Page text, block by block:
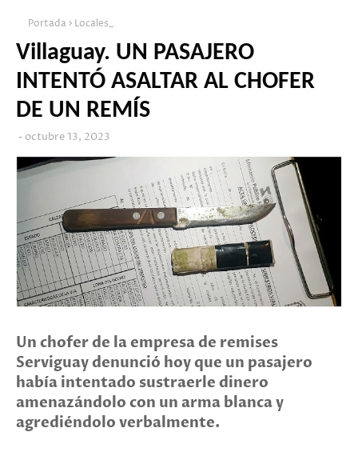
Portada Locales_
Villaguay. UN PASAJERO
INTENTÓ ASALTAR AL CHOFER
DE UN REMÍS
octubre 13, 2023
Un chofer de la empresa de remises
Serviguay denunció hoy que un pasajero
había intentado sustraerle dinero
amenazándolo con un arma blanca y
agrediéndolo verbalmente.